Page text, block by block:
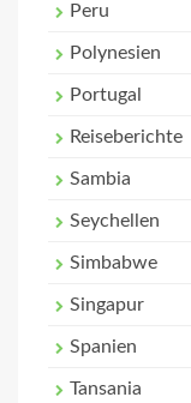
Peru
Polynesien
Portugal
Reiseberichte
Sambia
Seychellen
Simbabwe
Singapur
Spanien
Tansania